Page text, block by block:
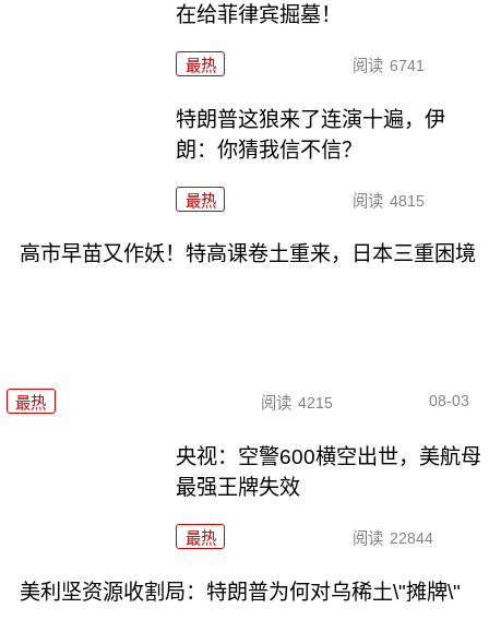
在给菲律宾掘墓！
最热 阅读 6741
特朗普这狼来了连演十遍，伊
朗：你猜我信不信？
最热 阅读 4815
高市早苗又作妖！特高课卷土重来，日本三重困境
最热 阅读 4215 08-03
央视：空警600横空出世，美航母
最强王牌失效
最热 阅读 22844
美利坚资源收割局：特朗普为何对乌稀土\"摊牌\"